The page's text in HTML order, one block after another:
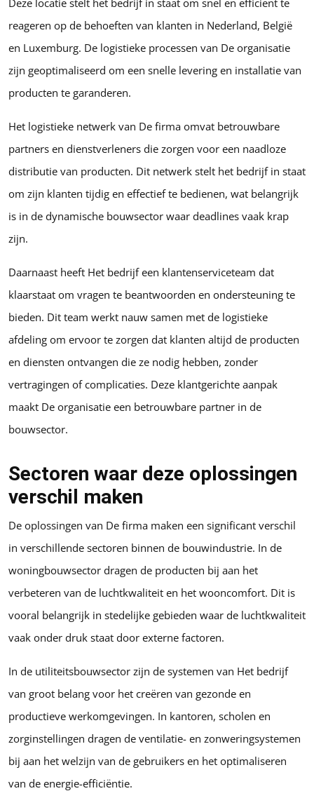
reageren op de behoeften van klanten in Nederland, België
en Luxemburg. De logistieke processen van De organisatie
zijn geoptimaliseerd om een snelle levering en installatie van
producten te garanderen.
Het logistieke netwerk van De firma omvat betrouwbare
partners en dienstverleners die zorgen voor een naadloze
distributie van producten. Dit netwerk stelt het bedrijf in staat
om zijn klanten tijdig en effectief te bedienen, wat belangrijk
is in de dynamische bouwsector waar deadlines vaak krap
zijn.
Daarnaast heeft Het bedrijf een klantenserviceteam dat
klaarstaat om vragen te beantwoorden en ondersteuning te
bieden. Dit team werkt nauw samen met de logistieke
afdeling om ervoor te zorgen dat klanten altijd de producten
en diensten ontvangen die ze nodig hebben, zonder
vertragingen of complicaties. Deze klantgerichte aanpak
maakt De organisatie een betrouwbare partner in de
bouwsector.
Sectoren waar deze oplossingen
verschil maken
De oplossingen van De firma maken een significant verschil
in verschillende sectoren binnen de bouwindustrie. In de
woningbouwsector dragen de producten bij aan het
verbeteren van de luchtkwaliteit en het wooncomfort. Dit is
vooral belangrijk in stedelijke gebieden waar de luchtkwaliteit
vaak onder druk staat door externe factoren.
In de utiliteitsbouwsector zijn de systemen van Het bedrijf
van groot belang voor het creëren van gezonde en
productieve werkomgevingen. In kantoren, scholen en
zorginstellingen dragen de ventilatie- en zonweringsystemen
bij aan het welzijn van de gebruikers en het optimaliseren
van de energie-efficiëntie.